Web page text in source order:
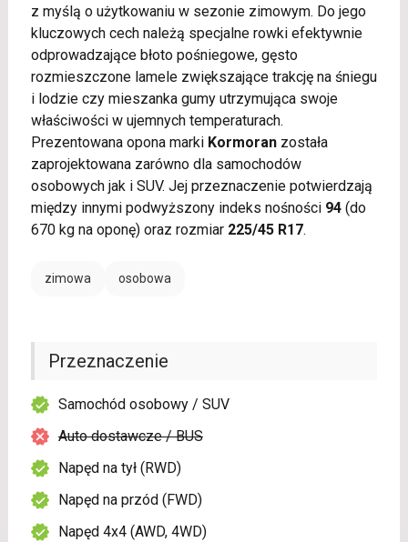
z myślą o użytkowaniu w sezonie zimowym. Do jego
kluczowych cech należą specjalne rowki efektywnie
odprowadzające błoto pośniegowe, gęsto
rozmieszczone lamele zwiększające trakcję na śniegu
i lodzie czy mieszanka gumy utrzymująca swoje
właściwości w ujemnych temperaturach.
Prezentowana opona marki Kormoranzostała
zaprojektowana zarówno dla samochodów
osobowych jak i SUV. Jej przeznaczenie potwierdzają
między innymi podwyższony indeks nośności 94(do
670 kg na oponę) oraz rozmiar 225/45 R17.
zimowa osobowa
Przeznaczenie
Samochód osobowy / SUV
Auto dostawcze / BUS
Napęd na tył (RWD)
Napęd na przód (FWD)
Napęd 4x4 (AWD, 4WD)